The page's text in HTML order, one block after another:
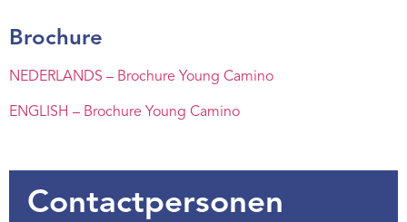
Brochure
NEDERLANDS – Brochure Young Camino
ENGLISH – Brochure Young Camino
Contactpersonen